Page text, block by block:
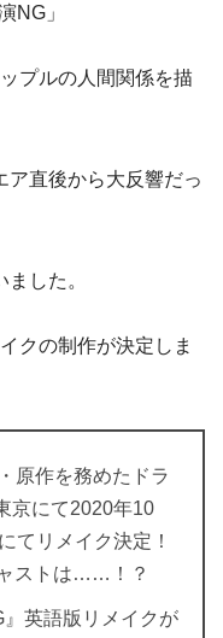
NG」
プルの人間関係を描
ア直後から大反響だっ
した。
クの制作が決定しま
原作を務めたドラ
京にて2020年10
てリメイク決定！
ストは……！？
英語版リメイクが